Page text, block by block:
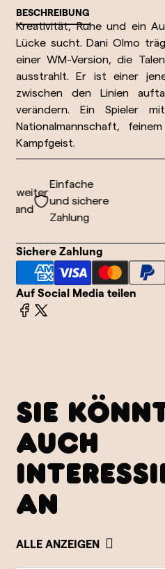
BESCHREIBUNG
Kreativität, Ruhe und ein
Lücke sucht. Dani Olmo
einer WM-Version, die
ausstrahlt. Er ist einer
zwischen den Linien
verändern. Ein Spieler
Nationalmannschaft,
Kampfgeist.
Einfache
und sichere
Zahlung
Sichere Zahlung
Auf Social Media teilen
SIE
AUCH
AN
ALLE ANZEIGEN